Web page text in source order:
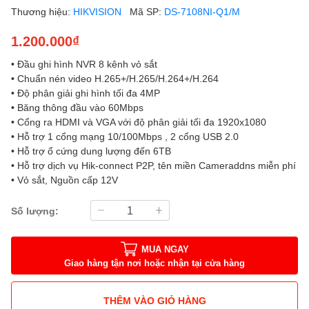
Thương hiệu: HIKVISION Mã SP: DS-7108NI-Q1/M
1.200.000₫
• Đầu ghi hình NVR 8 kênh vỏ sắt
• Chuẩn nén video H.265+/H.265/H.264+/H.264
• Độ phân giải ghi hình tối đa 4MP
• Băng thông đầu vào 60Mbps
• Cổng ra HDMI và VGA với độ phân giải tối đa 1920x1080
• Hỗ trợ 1 cổng mạng 10/100Mbps , 2 cổng USB 2.0
• Hỗ trợ ổ cứng dung lượng đến 6TB
• Hỗ trợ dịch vụ Hik-connect P2P, tên miền Cameraddns miễn phí
• Vỏ sắt, Nguồn cấp 12V
Số lượng:
MUA NGAY
Giao hàng tận nơi hoặc nhận tại cửa hàng
THÊM VÀO GIỎ HÀNG